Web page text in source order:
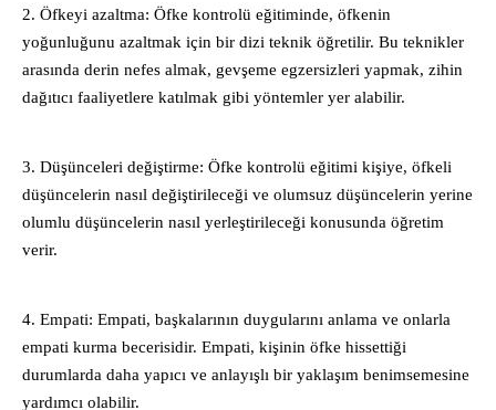
2. Öfkeyi azaltma: Öfke kontrolü eğitiminde, öfkenin
yoğunluğunu azaltmak için bir dizi teknik öğretilir. Bu teknikler
arasında derin nefes almak, gevşeme egzersizleri yapmak, zihin
dağıtıcı faaliyetlere katılmak gibi yöntemler yer alabilir.
3. Düşünceleri değiştirme: Öfke kontrolü eğitimi kişiye, öfkeli
düşüncelerin nasıl değiştirileceği ve olumsuz düşüncelerin yerine
olumlu düşüncelerin nasıl yerleştirileceği konusunda öğretim
verir.
4. Empati: Empati, başkalarının duygularını anlama ve onlarla
empati kurma becerisidir. Empati, kişinin öfke hissettiği
durumlarda daha yapıcı ve anlayışlı bir yaklaşım benimsemesine
yardımcı olabilir.